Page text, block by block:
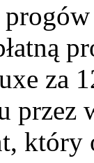
za
przez